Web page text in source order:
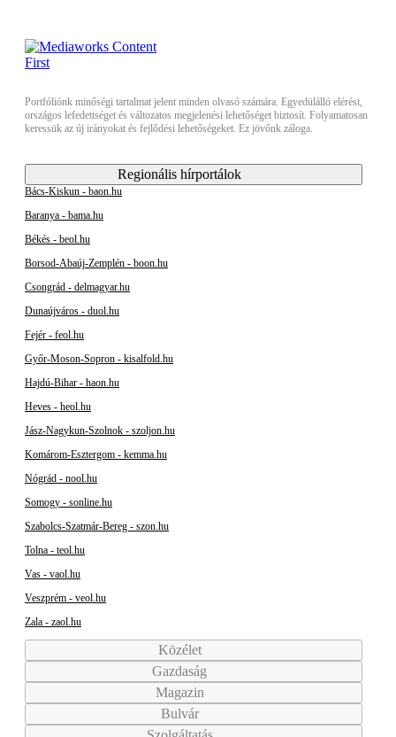
Portfóliónk minőségi tartalmat jelent minden olvasó számára. Egyedülálló elérést,
országos lefedettséget és változatos megjelenési lehetőséget biztosít. Folyamatosan
keressük az új irányokat és fejlődési lehetőségeket. Ez jövőnk záloga.
Regionális hírportálok
Bács-Kiskun - baon.hu
Baranya - bama.hu
Békés - beol.hu
Borsod-Abaúj-Zemplén - boon.hu
Csongrád - delmagyar.hu
Dunaújváros - duol.hu
Fejér - feol.hu
Győr-Moson-Sopron - kisalfold.hu
Hajdú-Bihar - haon.hu
Heves - heol.hu
Jász-Nagykun-Szolnok - szoljon.hu
Komárom-Esztergom - kemma.hu
Nógrád - nool.hu
Somogy - sonline.hu
Szabolcs-Szatmár-Bereg - szon.hu
Tolna - teol.hu
Vas - vaol.hu
Veszprém - veol.hu
Zala - zaol.hu
Közélet
Gazdaság
Magazin
Bulvár